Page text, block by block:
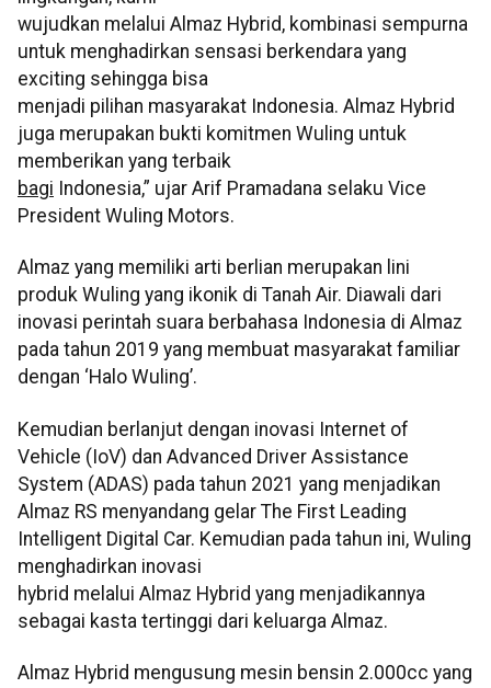
wujudkan melalui Almaz Hybrid, kombinasi sempurna
untuk menghadirkan sensasi berkendara yang
exciting sehingga bisa
menjadi pilihan masyarakat Indonesia. Almaz Hybrid
juga merupakan bukti komitmen Wuling untuk
memberikan yang terbaik
bagi Indonesia,” ujar Arif Pramadana selaku Vice
President Wuling Motors.
Almaz yang memiliki arti berlian merupakan lini
produk Wuling yang ikonik di Tanah Air. Diawali dari
inovasi perintah suara berbahasa Indonesia di Almaz
pada tahun 2019 yang membuat masyarakat familiar
dengan ‘Halo Wuling’.
Kemudian berlanjut dengan inovasi Internet of
Vehicle (IoV) dan Advanced Driver Assistance
System (ADAS) pada tahun 2021 yang menjadikan
Almaz RS menyandang gelar The First Leading
Intelligent Digital Car. Kemudian pada tahun ini, Wuling
menghadirkan inovasi
hybrid melalui Almaz Hybrid yang menjadikannya
sebagai kasta tertinggi dari keluarga Almaz.
Almaz Hybrid mengusung mesin bensin 2.000cc yang